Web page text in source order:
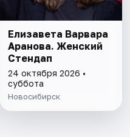
Елизавета Варвара
Аранова. Женский
Стендап
24 октября 2026 •
суббота
Новосибирск